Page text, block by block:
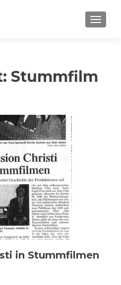
Stummfilm
in Stummfilmen